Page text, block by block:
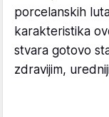
porcelanskih
karakteristika
stvara gotovo
zdravijim,